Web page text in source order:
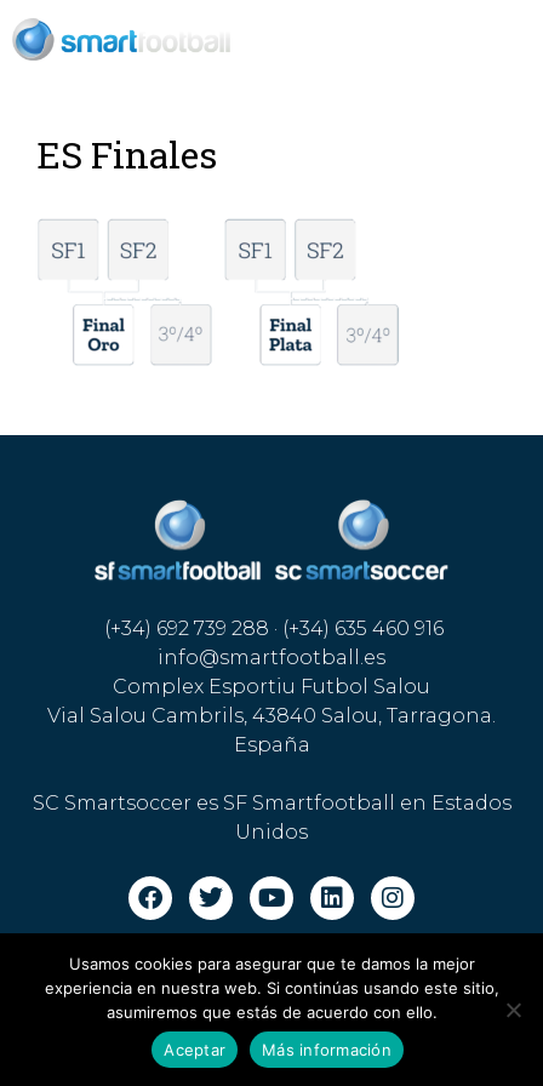
ES Finales
(+34) 692 739 288 · (+34) 635 460 916
info@smartfootball.es
Complex Esportiu Futbol Salou
Vial Salou Cambrils, 43840 Salou, Tarragona.
España
SC Smartsoccer es SF Smartfootball en Estados
Unidos
Aviso legal · Política de cookies ·Política de privacidad
Usamos cookies para asegurar que te damos la mejor
experiencia en nuestra web. Si continúas usando este sitio,
asumiremos que estás de acuerdo con ello.
Aceptar
Más información